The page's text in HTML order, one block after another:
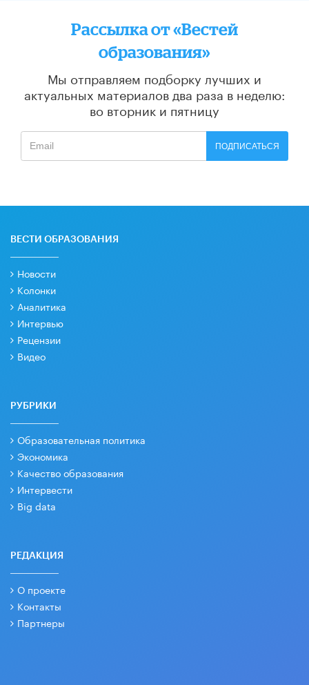
Рассылка от «Вестей
образования»
Мы отправляем подборку лучших и
актуальных материалов два раза в неделю:
во вторник и пятницу
ПОДПИСАТЬСЯ
ВЕСТИ ОБРАЗОВАНИЯ
Новости
Колонки
Аналитика
Интервью
Рецензии
Видео
РУБРИКИ
Образовательная политика
Экономика
Качество образования
Интервести
Big data
РЕДАКЦИЯ
О проекте
Контакты
Партнеры